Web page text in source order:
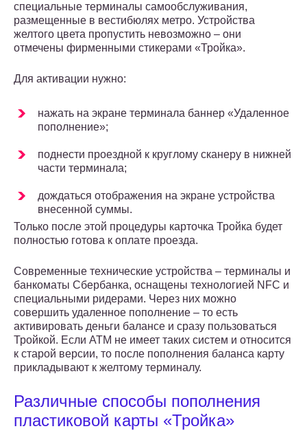
специальные терминалы самообслуживания,
размещенные в вестибюлях метро. Устройства
желтого цвета пропустить невозможно – они
отмечены фирменными стикерами «Тройка».
Для активации нужно:
нажать на экране терминала баннер «Удаленное
пополнение»;
поднести проездной к круглому сканеру в нижней
части терминала;
дождаться отображения на экране устройства
внесенной суммы.
Только после этой процедуры карточка Тройка будет
полностью готова к оплате проезда.
Современные технические устройства – терминалы и
банкоматы Сбербанка, оснащены технологией NFC и
специальными ридерами. Через них можно
совершить удаленное пополнение – то есть
активировать деньги балансе и сразу пользоваться
Тройкой. Если АТМ не имеет таких систем и относится
к старой версии, то после пополнения баланса карту
прикладывают к желтому терминалу.
Различные способы пополнения
пластиковой карты «Тройка»